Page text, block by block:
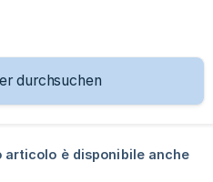
articolo è disponibile anche